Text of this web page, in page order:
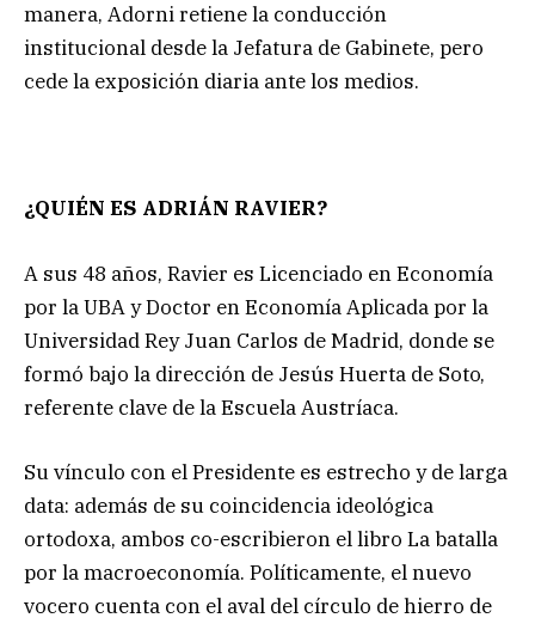
manera, Adorni retiene la conducción
institucional desde la Jefatura de Gabinete, pero
cede la exposición diaria ante los medios.
¿QUIÉN ES ADRIÁN RAVIER?
A sus 48 años, Ravier es Licenciado en Economía
por la UBA y Doctor en Economía Aplicada por la
Universidad Rey Juan Carlos de Madrid, donde se
formó bajo la dirección de Jesús Huerta de Soto,
referente clave de la Escuela Austríaca.
Su vínculo con el Presidente es estrecho y de larga
data: además de su coincidencia ideológica
ortodoxa, ambos co-escribieron el libro La batalla
por la macroeconomía. Políticamente, el nuevo
vocero cuenta con el aval del círculo de hierro de